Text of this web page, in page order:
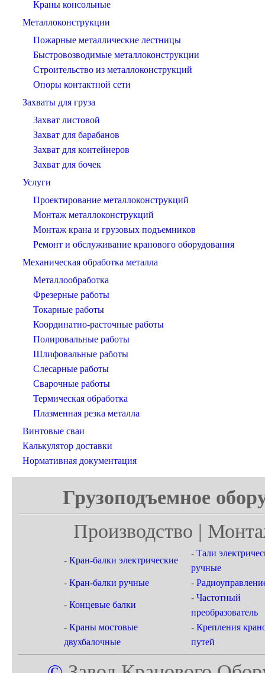
Краны консольные
Металлоконструкции
Пожарные металлические лестницы
Быстровозводимые металлоконструкции
Строительство из металлоконструкций
Опоры контактной сети
Захваты для груза
Захват листовой
Захват для барабанов
Захват для контейнеров
Захват для бочек
Услуги
Проектирование металлоконструкций
Монтаж металлоконструкций
Монтаж крана и грузовых подъемников
Ремонт и обслуживание кранового оборудования
Механическая обработка металла
Металлообработка
Фрезерные работы
Токарные работы
Координатно-расточные работы
Полировальные работы
Шлифовальные работы
Слесарные работы
Сварочные работы
Термическая обработка
Плазменная резка металла
Винтовые сваи
Калькулятор доставки
Нормативная документация
Грузоподъемное
Производство |
- Кран-балки электрические
- Тали
ручные
- Кран-балки ручные -
- Концевые балки
- Частотный
преобразователь
- Краны мостовые
двухбалочные
- Крепления
путей